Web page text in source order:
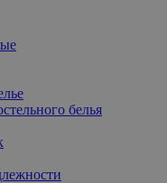
белья